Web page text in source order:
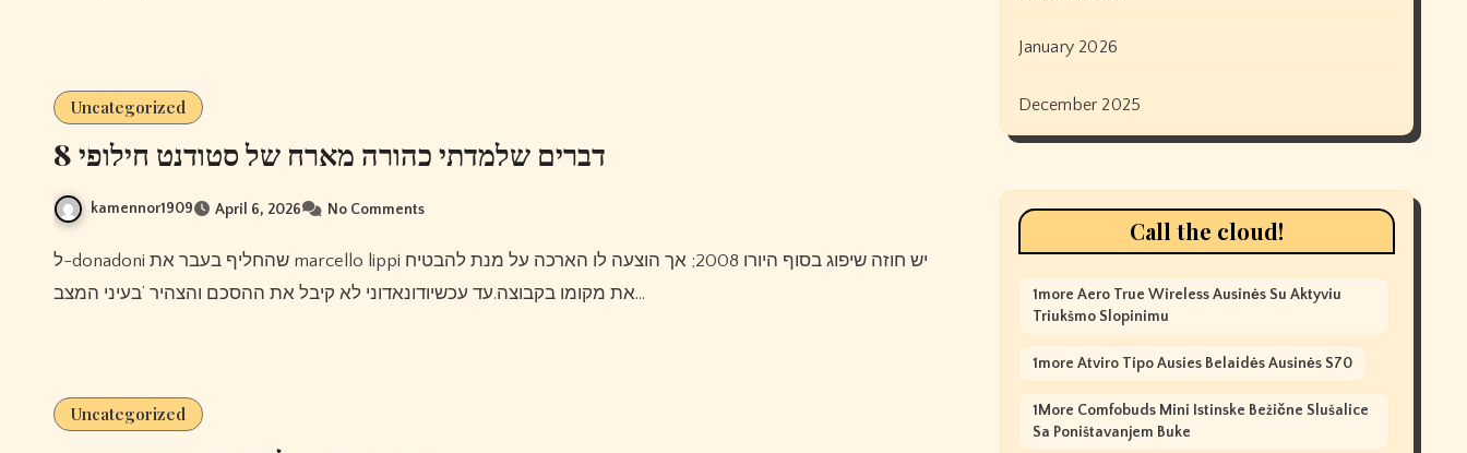
Uncategorized
8 דברים שלמדתי כהורה מארח של סטודנט חילופי
kamennor1909 April 6, 2026 No Comments
ל-donadoni שהחליף בעבר את marcello lippi יש חוזה שיפוג בסוף היורו 2008; אך הוצעה לו הארכה על מנת להבטיח
את מקומו בקבוצה.עד עכשיודונאדוני לא קיבל את ההסכם והצהיר ‘בעיני המצב…
Uncategorized
January 2026
December 2025
Call the cloud!
1more Aero True Wireless Ausinės Su Aktyviu
Triukšmo Slopinimu
1more Atviro Tipo Ausies Belaidės Ausinės S70
1More Comfobuds Mini Istinske Bežične Slušalice
Sa Poništavanjem Buke